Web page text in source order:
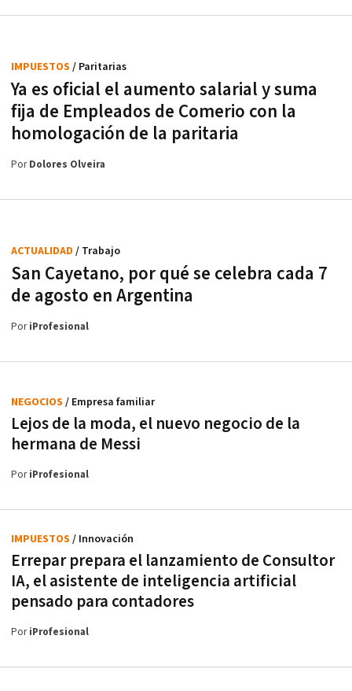
Ya es oficial el aumento salarial y suma
fija de Empleados de Comerio con la
homologación de la paritaria
IMPUESTOS / Paritarias
PorDolores Olveira
San Cayetano, por qué se celebra cada 7
de agosto en Argentina
ACTUALIDAD / Trabajo
PoriProfesional
Lejos de la moda, el nuevo negocio de la
hermana de Messi
NEGOCIOS / Empresa familiar
PoriProfesional
Errepar prepara el lanzamiento de Consultor
IA, el asistente de inteligencia artificial
pensado para contadores
IMPUESTOS / Innovación
PoriProfesional